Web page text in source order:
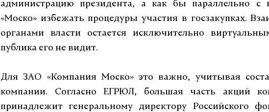
администрацию президента, а как бы параллельно с
«Моско» избежать процедуры участия в госзакупках.
органами власти остается исключительно
публика его не видит.
Для ЗАО «Компания Моско» это важно, учитывая
компании. Согласно ЕГРЮЛ, большая часть акций
принадлежит генеральному директору Российского